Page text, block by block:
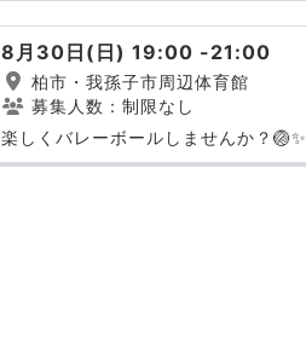
8月30日(日) 19:00 -21:00
柏市・我孫子市周辺体育館
募集人数：制限なし
楽しくバレーボールしませんか？🏐✨